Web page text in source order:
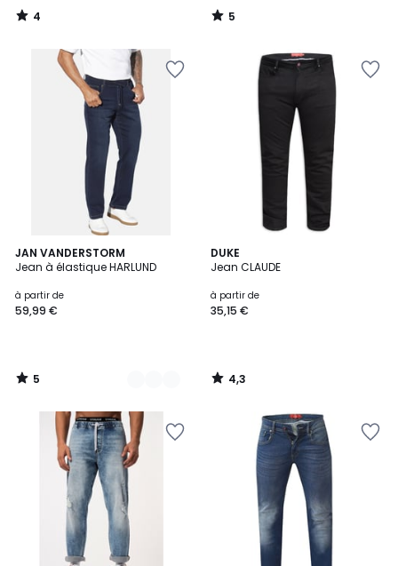
4
/
5
/
JAN VANDERSTORM
Jean à élastique HARLUND
à partir de
59,99 €
5
/
2
Couleurs
5
/
DUKE
Jean CLAUDE
à partir de
35,15 €
4,3
/ 5
4,3
/